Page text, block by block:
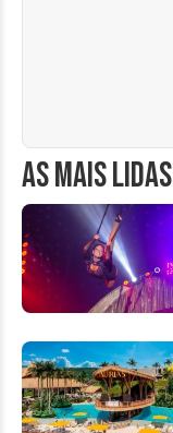
AS MAIS LIDAS